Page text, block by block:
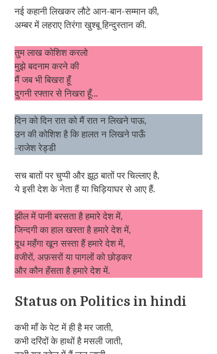
नई कहानी लिखकर लौटे आन-बान-सम्मान की,
अम्बर में लहराए तिरंगा खुश्बू हिन्दुस्तान की.
तुम लाख कोशिश करलो
मुझे बदनाम करने की
मैं जब भी बिखरा हूँ
दुगनी रफ्तार से निखरा हूँ…
दिन को दिन रात को मैं रात न लिखने पाऊ,
उन की कोशिश है कि हालत न लिखने पाऊँ
-राजेश रेड्डी
सच बातों पर चुप्पी और झूठ बातों पर चिल्लाए है,
ये इसी देश के नेता हैं या चिड़ियाघर से आए हैं.
झील में पानी बरसता है हमारे देश में,
जिन्दगी का हाल खस्ता है हमारे देश में,
दूध महँगा खून सस्ता हैं हमारे देश में,
वजीरों, अफ़सरों या पागलों को छोड़कर
और कौन हँसता है हमारे देश में.
Status on Politics in hindi
कभी माँ के पेट में ही है मर जाती,
कभी दरिंदों के हाथों है मसली जाती,